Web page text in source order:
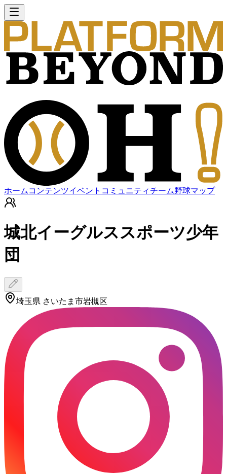
ホーム コンテンツイベント コミュニティチーム野球マップ
城北イーグルススポーツ少年
団
埼玉県 さいたま市岩槻区